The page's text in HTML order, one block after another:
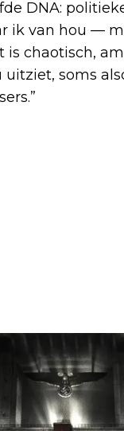
DNA:
ik van hou —
chaotisch,
uitziet, soms